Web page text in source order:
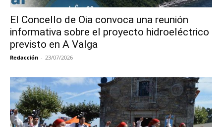
El Concello de Oia convoca una reunión
informativa sobre el proyecto hidroeléctrico
previsto en A Valga
Redacción - 23/07/2026